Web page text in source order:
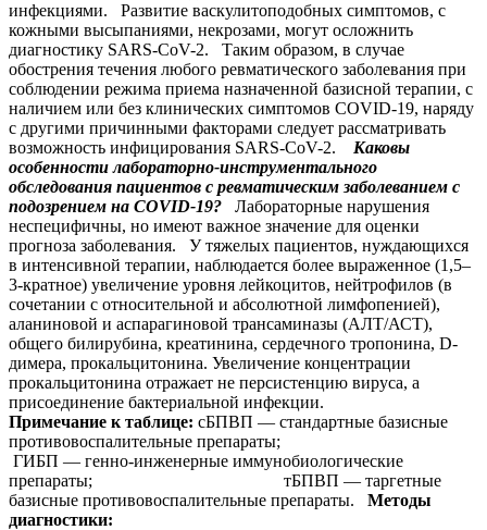
инфекциями. Развитие васкулитоподобных симптомов, с
кожными высыпаниями, некрозами, могут осложнить
диагностику SARS-CoV-2. Таким образом, в случае
обострения течения любого ревматического заболевания при
соблюдении режима приема назначенной базисной терапии, с
наличием или без клинических симптомов COVID-19, наряду
с другими причинными факторами следует рассматривать
возможность инфицирования SARS-CoV-2. Каковы
особенности лабораторно-инструментального
обследования пациентов с ревматическим заболеванием с
подозрением на COVID-19? Лабораторные нарушения
неспецифичны, но имеют важное значение для оценки
прогноза заболевания. У тяжелых пациентов, нуждающихся
в интенсивной терапии, наблюдается более выраженное (1,5–
3-кратное) увеличение уровня лейкоцитов, нейтрофилов (в
сочетании с относительной и абсолютной лимфопенией),
аланиновой и аспарагиновой трансаминазы (АЛТ/АСТ),
общего билирубина, креатинина, сердечного тропонина, D-
димера, прокальцитонина. Увеличение концентрации
прокальцитонина отражает не персистенцию вируса, а
присоединение бактериальной инфекции.
Примечание к таблице: сБПВП — стандартные базисные
противовоспалительные препараты;
ГИБП — генно-инженерные иммунобиологические
препараты; тБПВП — таргетные
базисные противовоспалительные препараты. Методы
диагностики: